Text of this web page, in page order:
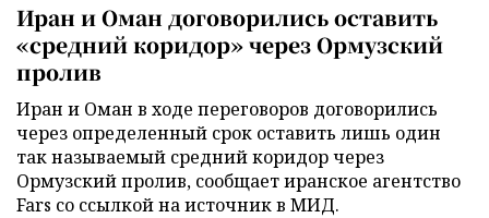
Иран и Оман договорились оставить
«средний коридор» через Ормузский
пролив
Иран и Оман в ходе переговоров договорились
через определенный срок оставить лишь один
так называемый средний коридор через
Ормузский пролив, сообщает иранское агентство
Fars со ссылкой на источник в МИД.